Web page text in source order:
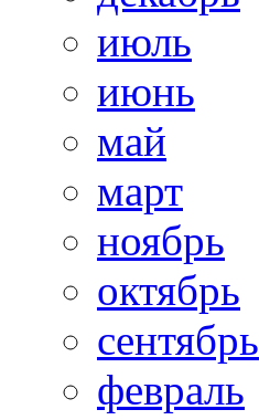
июль
июнь
май
март
ноябрь
октябрь
сентябрь
февраль